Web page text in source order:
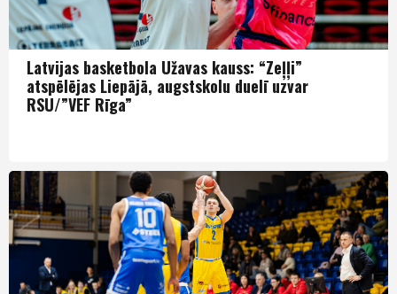
Latvijas basketbola Užavas kauss: “Zeļļi”
atspēlējas Liepājā, augstskolu duelī uzvar
RSU/”VEF Rīga”
LBK